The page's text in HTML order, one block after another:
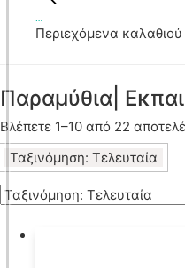
…
Περιεχόμενα
Παραμύθια|
Βλέπετε 1–10 από 22
Ταξινόμηση: Τελευταία